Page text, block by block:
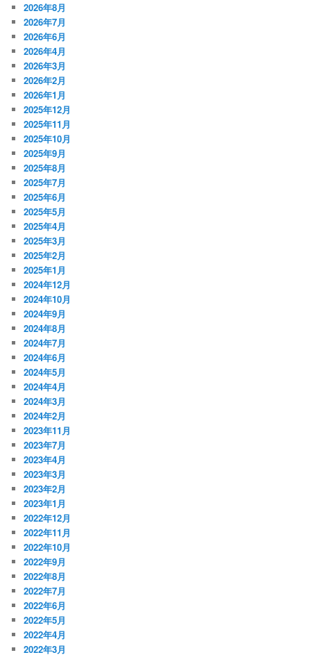
2026年8月
2026年7月
2026年6月
2026年4月
2026年3月
2026年2月
2026年1月
2025年12月
2025年11月
2025年10月
2025年9月
2025年8月
2025年7月
2025年6月
2025年5月
2025年4月
2025年3月
2025年2月
2025年1月
2024年12月
2024年10月
2024年9月
2024年8月
2024年7月
2024年6月
2024年5月
2024年4月
2024年3月
2024年2月
2023年11月
2023年7月
2023年4月
2023年3月
2023年2月
2023年1月
2022年12月
2022年11月
2022年10月
2022年9月
2022年8月
2022年7月
2022年6月
2022年5月
2022年4月
2022年3月